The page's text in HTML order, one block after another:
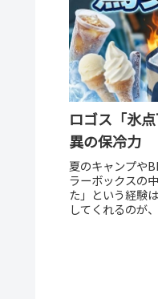
ロゴス「氷
異の保冷力
夏のキャンプや
ラーボックスの
た」という経験
してくれるのが